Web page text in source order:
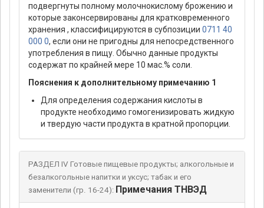
подвергнуты полному молочнокислому брожению и
которые законсервированы для кратковременного
хранения , классифицируются в субпозиции 0711 40
000 0, если они не пригодны для непосредственного
употребления в пищу. Обычно данные продукты
содержат по крайней мере 10 мас.% соли.
Пояснения к дополнительному примечанию 1
Для определения содержания кислоты в
продукте необходимо гомогенизировать жидкую
и твердую части продукта в кратной пропорции.
РАЗДЕЛ IV Готовые пищевые продукты; алкогольные и
безалкогольные напитки и уксус; табак и его
заменители (гр. 16-24): Примечания ТНВЭД